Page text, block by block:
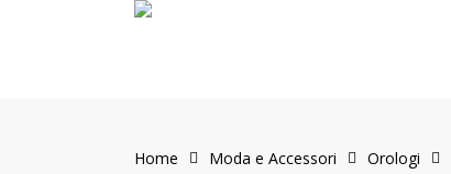
Home Moda e Accessori Orologi